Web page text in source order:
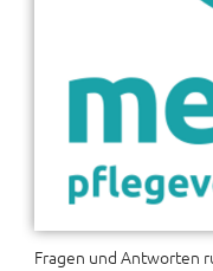
Fragen und Antworten